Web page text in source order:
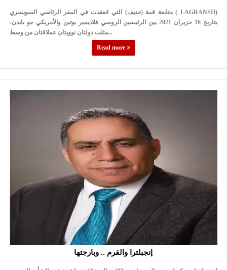
متابعة قمة (جنيف) التي انعقدت في المقر الرئاسي السويسري ( LAGRANSH)
بتاريخ 16 حزيران 2021 بين الرئيسين الروسي فلاديمير بوتين والأمريكي جو بايدن،
مثلت دولتان نوويتان عملاقتان من وسط...
Read more
إنجبلترا والقرم .. وبارجتها